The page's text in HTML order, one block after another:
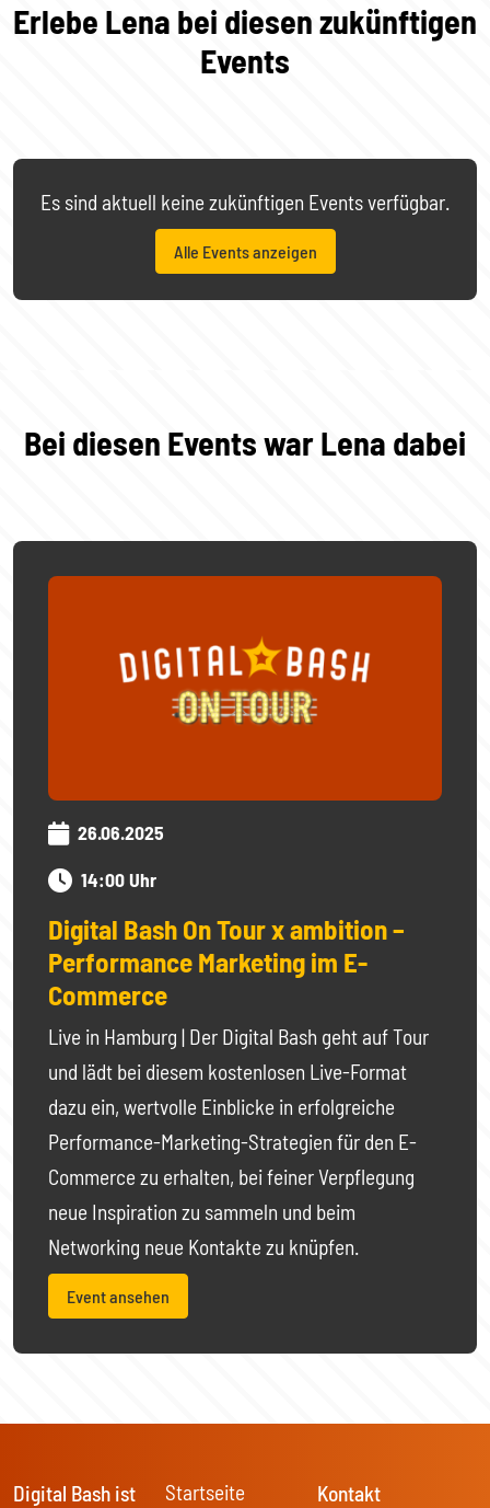
Erlebe Lena bei diesen zukünftigen
Events
Es sind aktuell keine zukünftigen Events verfügbar.
Alle Events anzeigen
Bei diesen Events war Lena dabei
26.06.2025
14:00 Uhr
Digital Bash On Tour x ambition –
Performance Marketing im E-
Commerce
Live in Hamburg | Der Digital Bash geht auf Tour
und lädt bei diesem kostenlosen Live-Format
dazu ein, wertvolle Einblicke in erfolgreiche
Performance-Marketing-Strategien für den E-
Commerce zu erhalten, bei feiner Verpflegung
neue Inspiration zu sammeln und beim
Networking neue Kontakte zu knüpfen.
Event ansehen
Digital Bash ist
Startseite
Kontakt